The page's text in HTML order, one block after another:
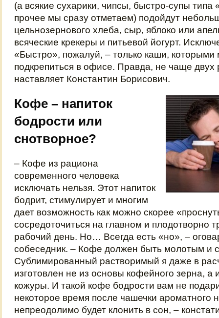
(а всякие сухарики, чипсы, быстро-супы типа
прочее мы сразу отметаем) подойдут
цельнозернового хлеба, сыр, яблоко или
всяческие крекеры и питьевой йогурт.
«Быстро», пожалуй, – только каши, которыми
подкрепиться в офисе. Правда, не чаще двух
наставляет Константин Борисович.
Кофе – напиток
бодрости или
снотворное?
– Кофе из рациона
современного человека
исключать нельзя. Этот напиток
бодрит, стимулирует и многим
дает возможность как можно скорее
сосредоточиться на главном и плодотворно
рабочий день. Но… Всегда есть «но», –
собеседник. – Кофе должен быть молотым и
Сублимированный растворимый я даже в
изготовлен не из основы кофейного зерна, а
кожуры. И такой кофе бодрости вам не
некоторое время после чашечки ароматного
непреодолимо будет клонить в сон, –